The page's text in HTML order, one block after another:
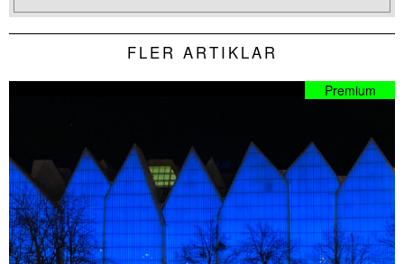
FLER ARTIKLAR